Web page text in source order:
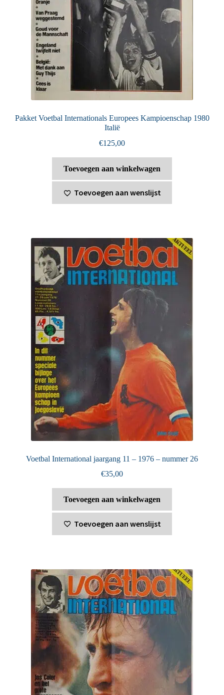
Pakket Voetbal Internationals Europees Kampioenschap 1980
Italië
€125,00
Toevoegen aan winkelwagen
Toevoegen aan wenslijst
Voetbal International jaargang 11 – 1976 – nummer 26
€35,00
Toevoegen aan winkelwagen
Toevoegen aan wenslijst